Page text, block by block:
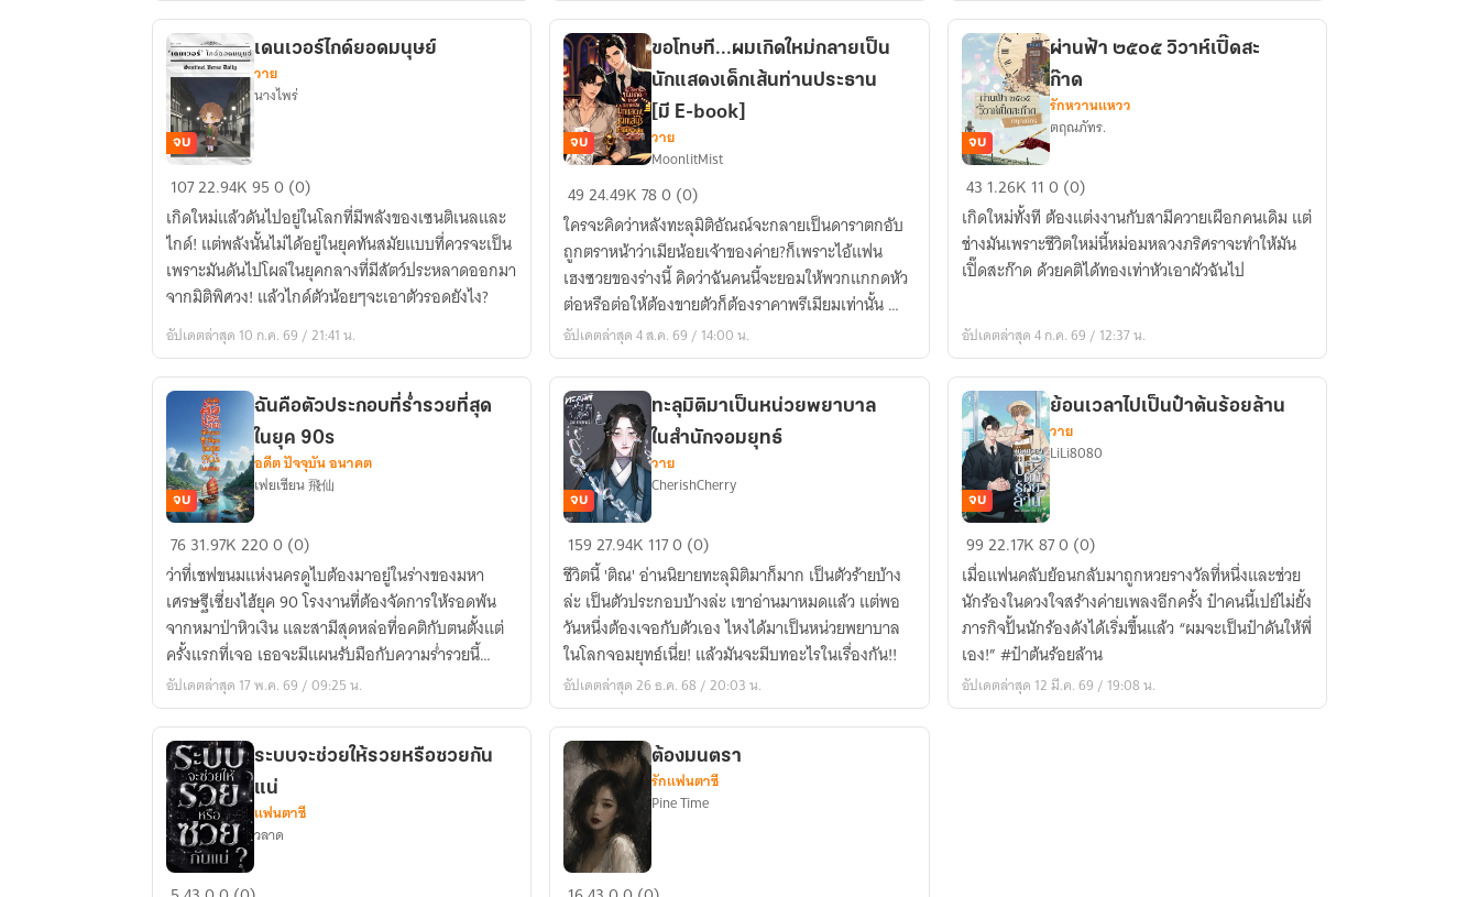
(มี
E-
BOOK)
โลก
เดนเวอร์
ไกด์
ยอด
มนุษย์
จบ
เดนเวอร์ไกด์ยอดมนุษย์
วาย
นางไพร่
10722.94K950 (0)
เกิดใหม่แล้วดันไปอยู่ในโลกที่มีพลังของเซนติเนลและ
ไกด์! แต่พลังนั้นไม่ได้อยู่ในยุคทันสมัยแบบที่ควรจะเป็น
เพราะมันดันไปโผล่ในยุคกลางที่มีสัตว์ประหลาดออกมา
จากมิติพิศวง! แล้วไกด์ตัวน้อยๆจะเอาตัวรอดยังไง?
อัปเดตล่าสุด 10 ก.ค. 69 / 21:41 น.
ที...ผม
เกิด
ใหม่
กลาย
เป็น
นัก
แสดง
เด็ก
เส้น
ท่าน
ประธาน
[มี
E-
book]
จบ
ขอโทษที...ผมเกิดใหม่กลายเป็น
นักแสดงเด็กเส้นท่านประธาน
[มี E-book]
วาย
MoonlitMist
49 24.49K 780 (0)
ใครจะคิดว่าหลังทะลุมิติอัณณ์จะกลายเป็นดาราตกอับ
ถูกตราหน้าว่าเมียน้อยเจ้าของค่าย?ก็เพราะไอ้แฟน
เฮงซวยของร่างนี้ คิดว่าฉันคนนี้จะยอมให้พวกแกกดหัว
ต่อหรือต่อให้ต้องขายตัวก็ต้องราคาพรีเมียมเท่านั้น จำ
เอาไว้
อัปเดตล่าสุด 4 ส.ค. 69 / 14:00 น.
ผ่าน
ฟ้า
๒๕๐๕
วิ
วาห์เปิ๊ด
ก๊าด
จบ
ผ่านฟ้า ๒๕๐๕ วิวาห์เปิ๊ดสะ
ก๊าด
รักหวานแหวว
ตฤณภัทร.
43 1.26K 110 (0)
เกิดใหม่ทั้งที ต้องแต่งงานกับสามีควายเผือกคนเดิม แต่
ช่างมันเพราะชีวิตใหม่นี้หม่อมหลวงภริศราจะทำให้มัน
เปิ๊ดสะก๊าด ด้วยคติได้ทองเท่าหัวเอาผัวฉันไป
อัปเดตล่าสุด 4 ก.ค. 69 / 12:37 น.
ฉัน
คือ
ตัวประกอบ
ที่
ร่ำรวย
ที่สุด
ใน
ยุค
90s
จบ
ฉันคือตัวประกอบที่ร่ำรวยที่สุด
ในยุค 90s
อดีต ปัจจุบัน อนาคต
เฟยเซียน 飛仙
7631.97K2200 (0)
ว่าที่เชฟขนมแห่งนครดูไบต้องมาอยู่ในร่างของมหา
เศรษฐีเซี่ยงไฮ้ยุค 90 โรงงานที่ต้องจัดการให้รอดพ้น
จากหมาป่าหิวเงิน และสามีสุดหล่อที่อคติกับตนตั้งแต่
ครั้งแรกที่เจอ เธอจะมีแผนรับมือกับความร่ำรวยนี้
อย่างไร!
อัปเดตล่าสุด 17 พ.ค. 69 / 09:25 น.
ทะลุ
มิติ
มา
เป็น
หน่วย
พยาบาล
ใน
สำนัก
จอม
ยุทธ์
จบ
ทะลุมิติมาเป็นหน่วยพยาบาล
ในสำนักจอมยุทธ์
วาย
CherishCherry
159 27.94K 1170 (0)
ชีวิตนี้ 'ติณ' อ่านนิยายทะลุมิติมาก็มาก เป็นตัวร้ายบ้าง
ล่ะ เป็นตัวประกอบบ้างล่ะ เขาอ่านมาหมดแล้ว แต่พอ
วันหนึ่งต้องเจอกับตัวเอง ไหงได้มาเป็นหน่วยพยาบาล
ในโลกจอมยุทธ์เนี่ย! แล้วมันจะมีบทอะไรในเรื่องกัน!!
อัปเดตล่าสุด 26 ธ.ค. 68 / 20:03 น.
ย้อน
เวลา
ไป
เป็น
ป๋า
ต้น
ร้อย
จบ
ย้อนเวลาไปเป็นป๋าต้นร้อยล้าน
วาย
LiLi8080
9922.17K870 (0)
เมื่อแฟนคลับย้อนกลับมาถูกหวยรางวัลที่หนึ่งและช่วย
นักร้องในดวงใจสร้างค่ายเพลงอีกครั้ง ป๋าคนนี้เปย์ไม่ยั้ง
ภารกิจปั้นนักร้องดังได้เริ่มขึ้นแล้ว “ผมจะเป็นป๋าดันให้พี่
เอง!” #ป๋าต้นร้อยล้าน
อัปเดตล่าสุด 12 มี.ค. 69 / 19:08 น.
ระบบ
ระบบจะช่วยให้รวยหรือซวยกัน
แน่
แฟนตาซี
วลาด
ต้อง
ต้องมนตรา
รักแฟนตาซี
Pine Time